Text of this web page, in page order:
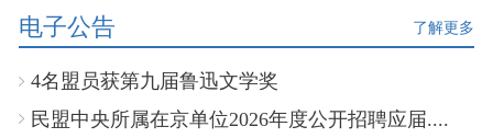
电子公告 了解更多
4名盟员获第九届鲁迅文学奖
民盟中央所属在京单位2026年度公开招聘应届....